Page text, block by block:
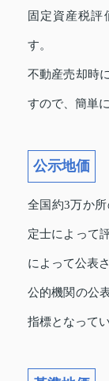
固定資産税評
す。
不動産売却時
すので、簡単
公示地価
全国約3万か
定士によって
によって公表
公的機関の公
指標となってい